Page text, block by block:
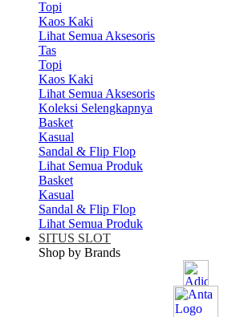
Topi
Kaos Kaki
Lihat Semua Aksesoris
Tas
Topi
Kaos Kaki
Lihat Semua Aksesoris
Koleksi Selengkapnya
Basket
Kasual
Sandal & Flip Flop
Lihat Semua Produk
Basket
Kasual
Sandal & Flip Flop
Lihat Semua Produk
SITUS SLOT
Shop by Brands